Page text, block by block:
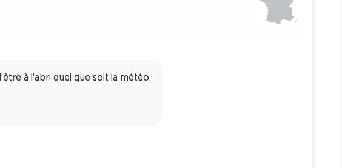
à l'abri quel que soit la météo..